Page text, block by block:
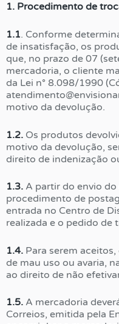
1. Procedimento de
1.1. Conforme
de insatisfação, os
que, no prazo de 07
mercadoria, o cliente
da Lei n° 8.098/1990
motivo da devolução.
1.2. Os produtos
motivo da devolução,
direito de indenização
1.3. A partir do envio
procedimento de
entrada no Centro de
realizada e o pedido de
1.4. Para serem
de mau uso ou avaria,
ao direito de não
1.5. A mercadoria
Correios, emitida pela